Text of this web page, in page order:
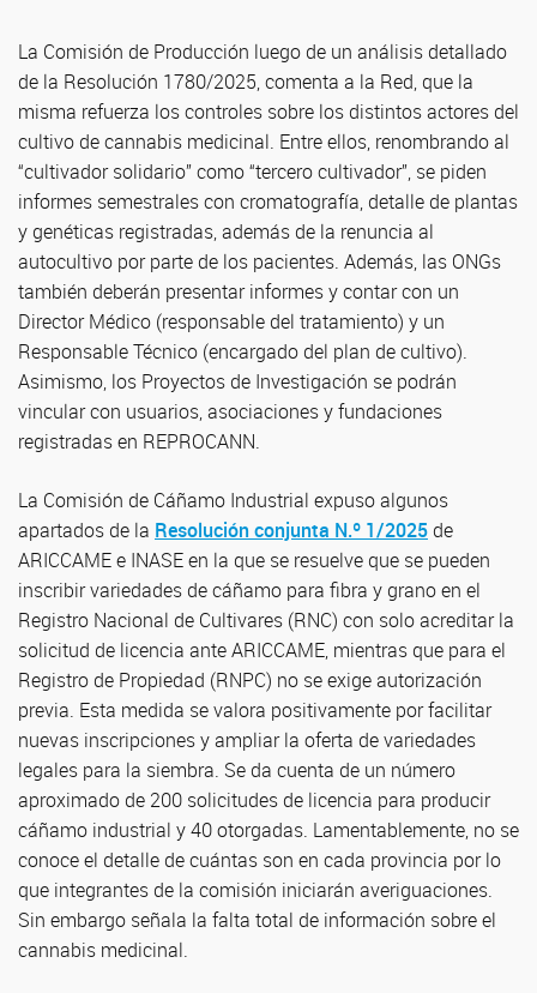
La Comisión de Producción luego de un análisis detallado
de la Resolución 1780/2025, comenta a la Red, que la
misma refuerza los controles sobre los distintos actores del
cultivo de cannabis medicinal. Entre ellos, renombrando al
“cultivador solidario” como “tercero cultivador”, se piden
informes semestrales con cromatografía, detalle de plantas
y genéticas registradas, además de la renuncia al
autocultivo por parte de los pacientes. Además, las ONGs
también deberán presentar informes y contar con un
Director Médico (responsable del tratamiento) y un
Responsable Técnico (encargado del plan de cultivo).
Asimismo, los Proyectos de Investigación se podrán
vincular con usuarios, asociaciones y fundaciones
registradas en REPROCANN.
La Comisión de Cáñamo Industrial expuso algunos
apartados de la Resolución conjunta N.º 1/2025de
ARICCAME e INASE en la que se resuelve que se pueden
inscribir variedades de cáñamo para fibra y grano en el
Registro Nacional de Cultivares (RNC) con solo acreditar la
solicitud de licencia ante ARICCAME, mientras que para el
Registro de Propiedad (RNPC) no se exige autorización
previa. Esta medida se valora positivamente por facilitar
nuevas inscripciones y ampliar la oferta de variedades
legales para la siembra. Se da cuenta de un número
aproximado de 200 solicitudes de licencia para producir
cáñamo industrial y 40 otorgadas. Lamentablemente, no se
conoce el detalle de cuántas son en cada provincia por lo
que integrantes de la comisión iniciarán averiguaciones.
Sin embargo señala la falta total de información sobre el
cannabis medicinal.